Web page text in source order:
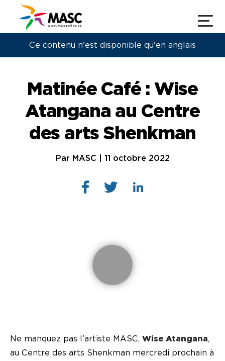
Ce contenu n'est disponible qu'en anglais
Matinée Café : Wise
Atangana au Centre
des arts Shenkman
Par MASC | 11 octobre 2022
Ne manquez pas l’artiste MASC, Wise Atangana,
au Centre des arts Shenkman mercredi prochain à